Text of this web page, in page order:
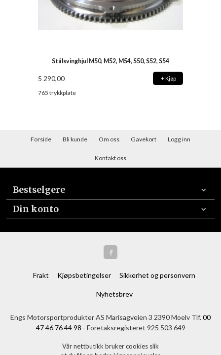
Stålsvinghjul M50, M52, M54, S50, S52, S54
5 290,00 Kjøp
765 trykkplate
Forside Bli kunde Om oss Gavekort Logg inn
Kontakt oss
Bestselgere
Din konto
Frakt Kjøpsbetingelser Sikkerhet og personvern
Nyhetsbrev
Engs Motorsportprodukter AS Marisagveien 3 2390 Moelv Tlf.00
47 46 76 44 98 - Foretaksregisteret 925 503 649
Vår nettbutikk bruker cookies slik